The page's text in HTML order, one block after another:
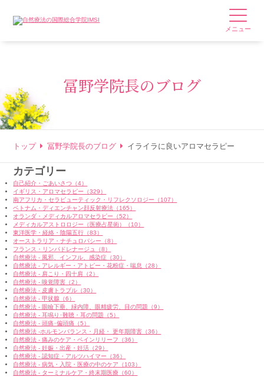
メニュー
冨野学院長のブログ
トップ 冨野学院長のブログ イライラに良いアロマセラピー
カテゴリー
自己紹介・ごあいさつ（4）
イギリス・アロマセラピー（329）
南アフリカ・セラピューティック・リフレクソロジー（107）
ベトナム・ディエンチャン顔反射療法（165）
オランダ・メディカルアロマセラピー（52）
メディカルアストロロジー（医療占星術）（10）
東洋医学・経絡・陰陽五行（83）
オーストラリア・ナチュロパシー（8）
フランス・リンパドレナージュ（8）
自然療法 - 風邪、インフル、感染症（30）
自然療法 - アレルギー・アトピー・花粉症・喘息（28）
自然療法 - 肩こり・四十肩（2）
自然療法 - 嗅覚障害（2）
自然療法 - 皮膚トラブル（30）
自然療法 - 甲状腺（6）
自然療法 - 眼瞼下垂、緑内障、眼精疲労、目の問題（9）
自然療法 - 耳鳴り･難聴・耳の問題（5）
自然療法 - 頭痛･偏頭痛（5）
自然療法 -ホルモンバランス・月経・ 更年期障害（36）
自然療法 - 痛みのケア・ペインリリーフ（36）
自然療法 - 妊娠・出産・妊活（29）
自然療法 - 認知症・アルツハイマー（36）
自然療法 - 病気・入院・医療の中のケア（103）
自然療法 - ターミナルケア・終末期医療（60）